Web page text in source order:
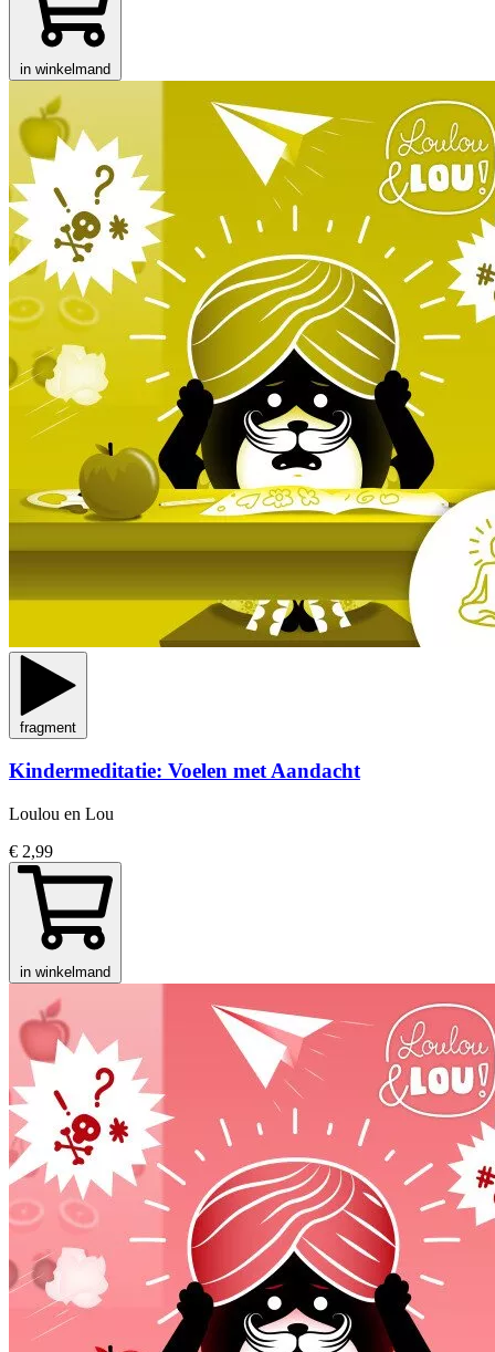
in winkelmand
fragment
Kindermeditatie: Voelen met Aandacht
Loulou en Lou
€ 2,99
in winkelmand